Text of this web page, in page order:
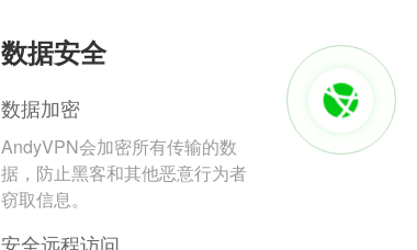
数据安全
数据加密
AndyVPN会加密所有传输的数
据，防止黑客和其他恶意行为者
窃取信息。
安全远程访问